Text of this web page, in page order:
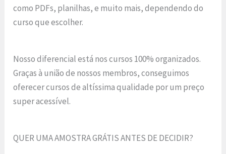
como PDFs, planilhas, e muito mais, dependendo do
curso que escolher.
Nosso diferencial está nos cursos 100% organizados.
Graças à união de nossos membros, conseguimos
oferecer cursos de altíssima qualidade por um preço
super acessível.
QUER UMA AMOSTRA GRÁTIS ANTES DE DECIDIR?